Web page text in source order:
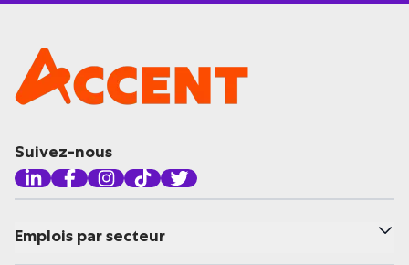
Suivez-nous
Emplois par secteur